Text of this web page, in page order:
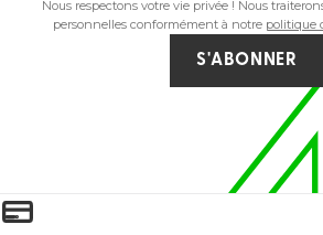
Nous respectons votre vie privée ! Nous
personnelles conformément à notre politique
S'ABONNER